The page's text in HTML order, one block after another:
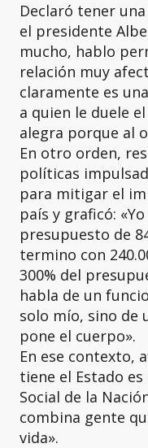
Declaró tener
el presidente
mucho, hablo
relación muy
claramente es
a quien le duele
alegra porque al
En otro orden,
políticas
para mitigar el
país y graficó:
presupuesto de
termino con
300% del
habla de un
solo mío, sino de
pone el cuerpo».
En ese contexto,
tiene el Estado
Social de la
combina gente
vida».